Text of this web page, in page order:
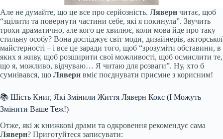
Але не думайте, що це все про серйозність. Ляверн читає, щоб
“зцілити та повернути частини себе, які я покинула”. Звучить
трохи драматично, але кого це хвилює, коли мова йде про таку
стильну особу? Вона досліджує світ моди, дизайнерів, акторської
майстерності – і все це заради того, щоб “зрозуміти обставини, в
яких я живу, щоб розширити свої можливості, щоб осмислити те,
що я, можливо, відчуваю… Я читаю для розваги”. Ну, хто б
сумнівався, що Ляверн вміє поєднувати приємне з корисним!
📚 Шість Книг, Які Змінили Життя Ляверн Кокс (І Можуть
Змінити Ваше Теж!)
Отже, які ж книжкові драми та одкровення рекомендує сама
Ляверн? Приготуйтеся записувати: